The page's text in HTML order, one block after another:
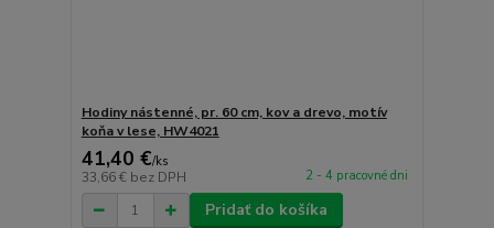
Hodiny nástenné, pr. 60 cm, kov a drevo, motív
koňa v lese, HW4021
41,40 €/ks
33,66 € bez DPH 2 - 4 pracovné dni
Pridať do košíka